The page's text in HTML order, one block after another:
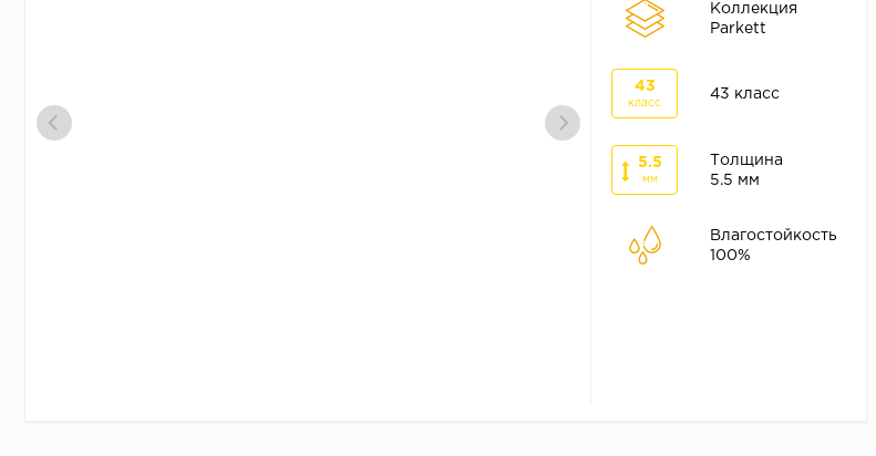
Коллекция
Parkett
43
класс
43 класс
5.5
мм
Толщина
5.5 мм
Влагостойкость
100%